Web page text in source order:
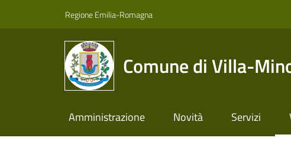
Regione Emilia-Romagna
Comune di Villa-
Amministrazione Novità Servizi